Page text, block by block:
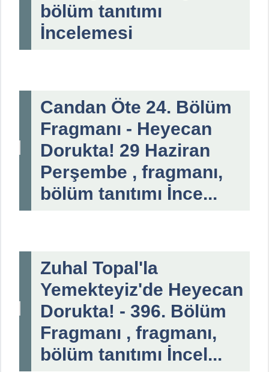
bölüm tanıtımı
İncelemesi
Candan Öte 24. Bölüm
Fragmanı - Heyecan
Dorukta! 29 Haziran
Perşembe , fragmanı,
bölüm tanıtımı İnce...
Zuhal Topal'la
Yemekteyiz'de Heyecan
Dorukta! - 396. Bölüm
Fragmanı , fragmanı,
bölüm tanıtımı İncel...